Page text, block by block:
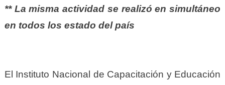
** La misma actividad se realizó en simultáneo
en todos los estado del país
El Instituto Nacional de Capacitación y Educación